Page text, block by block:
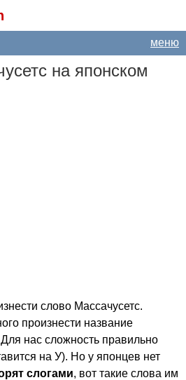
меню
на японском
слово Массачусетс.
произнести название
нас сложность правильно
на У). Но у японцев нет
слогами, вот такие слова им